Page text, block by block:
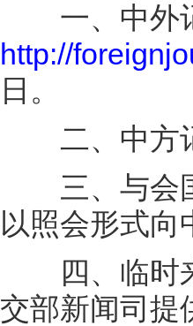
一、中外记
http://
日。
二、中方记
三、与会国
以照会形式
四、临时来
交部新闻司提